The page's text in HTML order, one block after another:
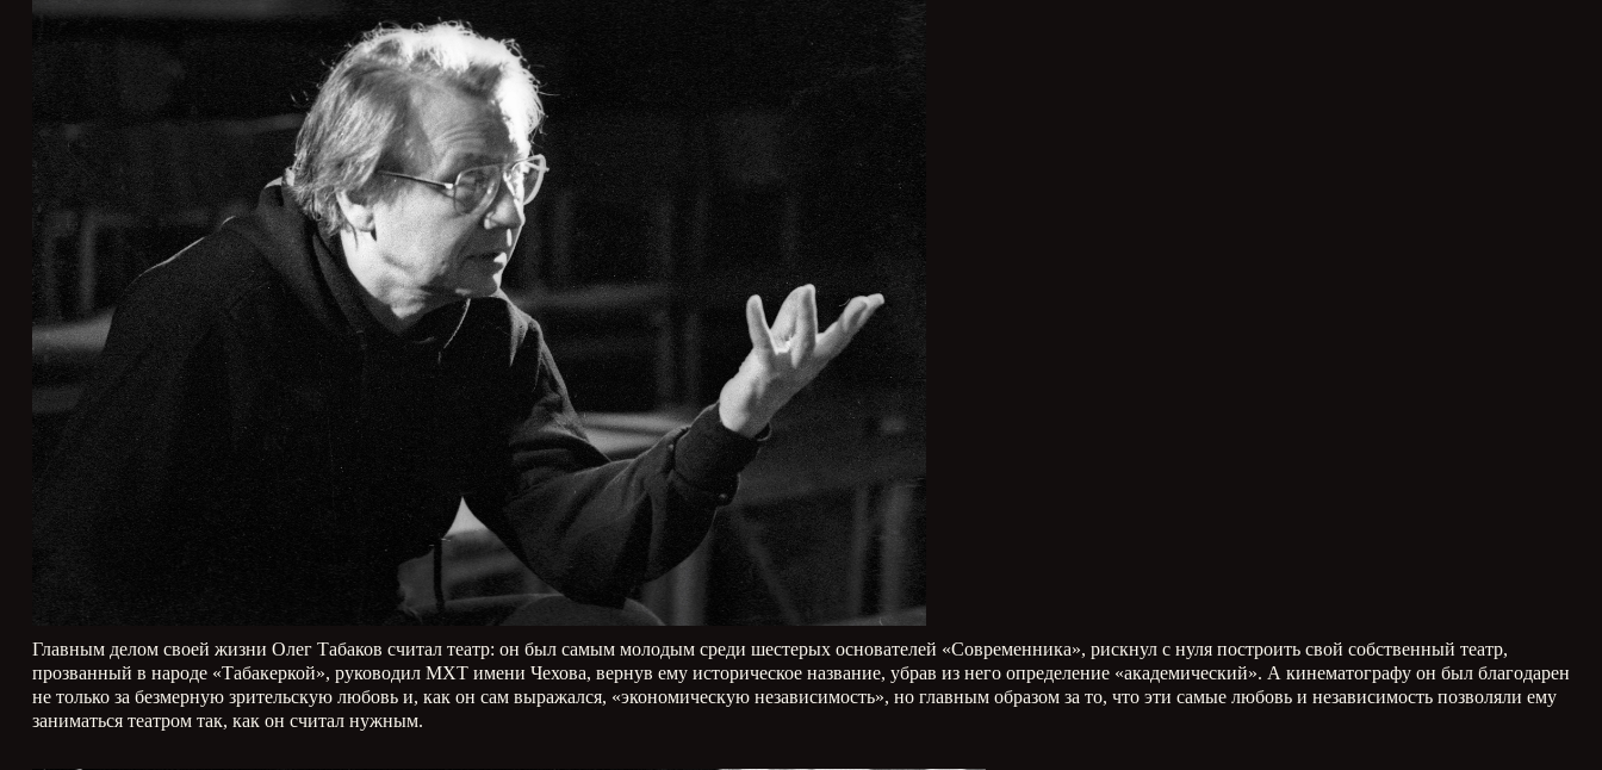
Главным делом своей жизни Олег Табаков считал театр: он был самым молодым среди шестерых основателей «Современника», рискнул с нуля построить свой собственный театр,
прозванный в народе «Табакеркой», руководил МХТ имени Чехова, вернув ему историческое название, убрав из него определение «академический». А кинематографу он был благодарен
не только за безмерную зрительскую любовь и, как он сам выражался, «экономическую независимость», но главным образом за то, что эти самые любовь и независимость позволяли ему
заниматься театром так, как он считал нужным.